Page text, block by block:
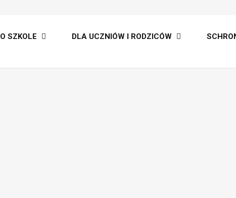
O SZKOLE DLA UCZNIÓW I RODZICÓW